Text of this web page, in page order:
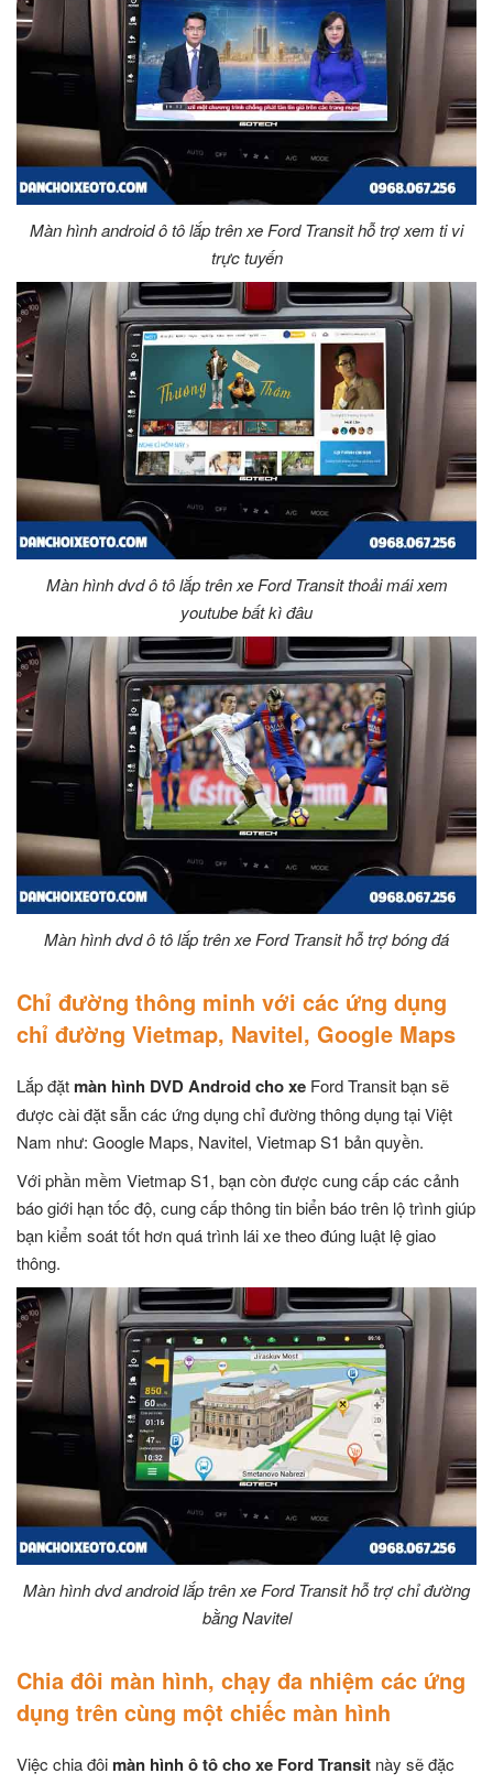
Màn hình android ô tô lắp trên xe Ford Transithỗ trợ xem ti vi
trực tuyến
Màn hình dvd ô tô lắp trên xe Ford Transit thoải mái xem
youtube bất kì đâu
Màn hình dvd ô tô lắp trên xe Ford Transit hỗ trợ bóng đá
Chỉ đường thông minh với các ứng dụng
chỉ đường Vietmap, Navitel, Google Maps
Lắp đặt màn hình DVD Android cho xe Ford Transit bạn sẽ
được cài đặt sẵn các ứng dụng chỉ đường thông dụng tại Việt
Nam như: Google Maps, Navitel, Vietmap S1 bản quyền.
Với phần mềm Vietmap S1, bạn còn được cung cấp các cảnh
báo giới hạn tốc độ, cung cấp thông tin biển báo trên lộ trình giúp
bạn kiểm soát tốt hơn quá trình lái xe theo đúng luật lệ giao
thông.
Màn hình dvd android lắp trên xe Ford Transit hỗ trợ chỉ đường
bằng Navitel
Chia đôi màn hình, chạy đa nhiệm các ứng
dụng trên cùng một chiếc màn hình
Việc chia đôi màn hình ô tô cho xe Ford Transit này sẽ đặc